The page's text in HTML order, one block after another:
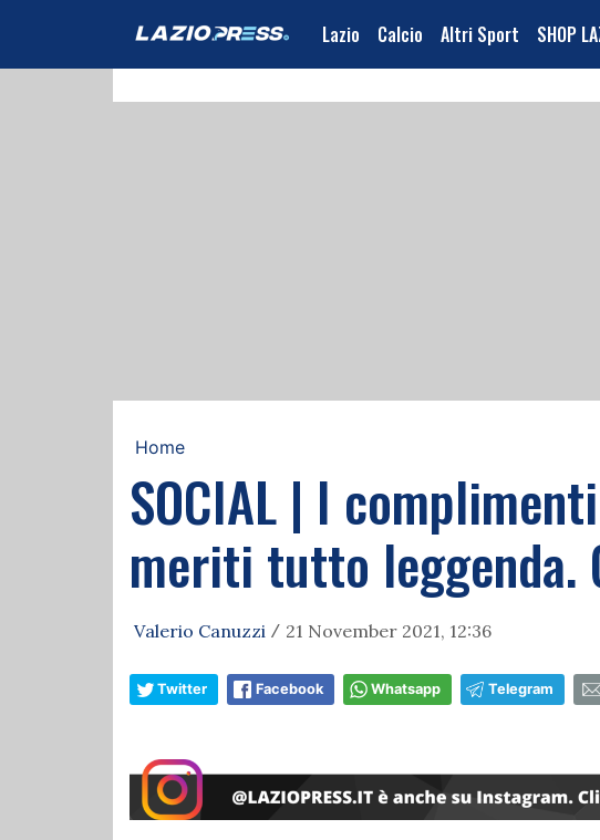
Lazio Calcio Altri Sport SHOP
Home
SOCIAL | I
meriti tutto leggenda.
Valerio Canuzzi / 21 November 2021, 12:36
Twitter Facebook Whatsapp Telegram